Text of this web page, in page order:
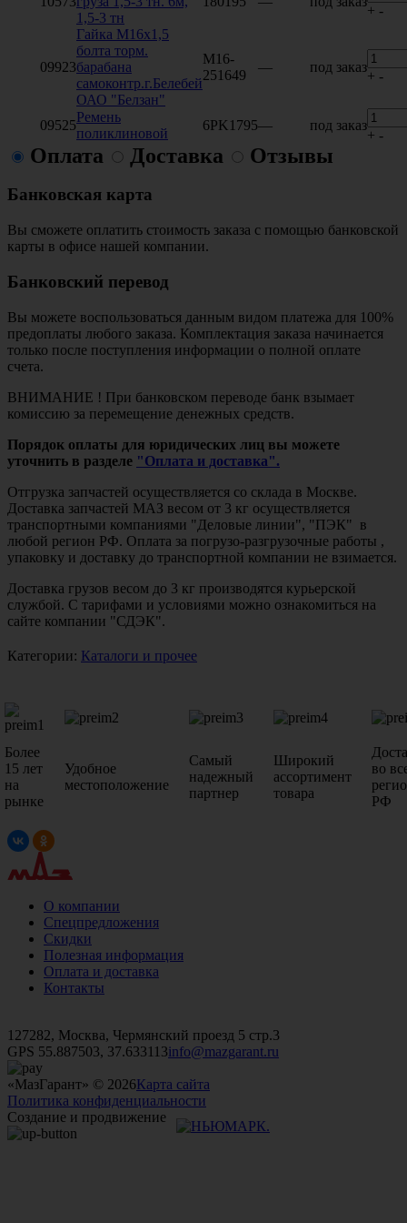
1,5-3 тн
+ -
09923
Гайка М16х1,5
болта торм.
барабана
самоконтр.г.Белебей
ОАО "Белзан"
М16-
251649
— под заказ
+ -
09525
Ремень
поликлиновой
6PK1795— под заказ
+ -
Оплата Доставка Отзывы
Банковская карта
Вы сможете оплатить стоимость заказа с помощью банковской
карты в офисе нашей компании.
Банковский перевод
Вы можете воспользоваться данным видом платежа для 100%
предоплаты любого заказа. Комплектация заказа начинается
только после поступления информации о полной оплате
счета.
ВНИМАНИЕ ! При банковском переводе банк взымает
комиссию за перемещение денежных средств.
Порядок оплаты для юридических лиц вы можете
уточнить в разделе "Оплата и доставка".
Отгрузка запчастей осуществляется со склада в Москве.
Доставка запчастей МАЗ весом от 3 кг осуществляется
транспортными компаниями "Деловые линии", "ПЭК" в
любой регион РФ. Оплата за погрузо-разгрузочные работы ,
упаковку и доставку до транспортной компании не взимается.
Доставка грузов весом до 3 кг производятся курьерской
службой. С тарифами и условиями можно ознакомиться на
сайте компании "СДЭК".
Категории: Каталоги и прочее
Более
15 лет
на
рынке
Удобное
местоположение
Самый
надежный
партнер
Широкий
ассортимент
товара
во
РФ
О компании
Спецпредложения
Скидки
Полезная информация
Оплата и доставка
Контакты
127282, Москва, Чермянский проезд 5 стр.3
GPS 55.887503, 37.633113info@mazgarant.ru
«МазГарант» © 2026Карта сайта
Политика конфиденциальности
Создание и продвижение